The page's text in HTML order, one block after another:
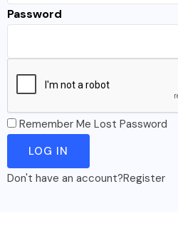
Password
Remember Me Lost Password
Don't have an account?Register